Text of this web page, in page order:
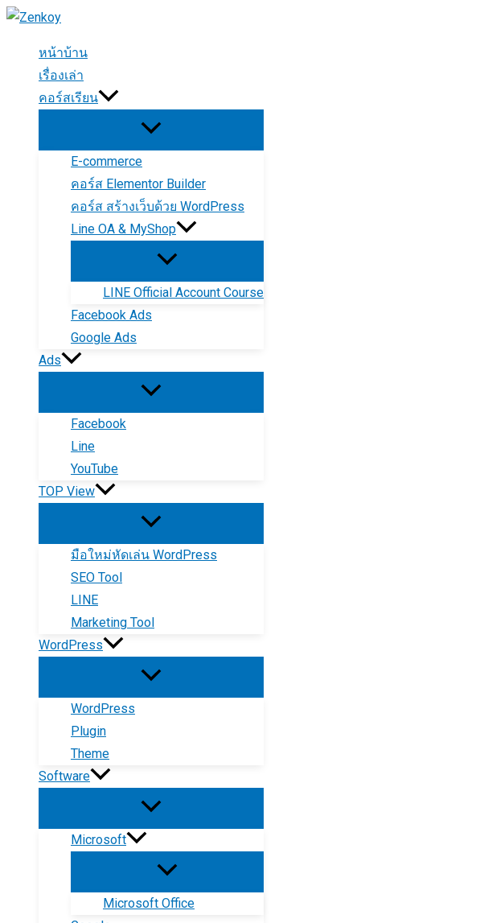
Skip
content
หน้าบ้าน
เรื่องเล่า
คอร์สเรียน
E-commerce
คอร์ส Elementor Builder
คอร์ส สร้างเว็บด้วย WordPress
Line OA & MyShop
LINE Official Account Course
Facebook Ads
Google Ads
Ads
Facebook
Line
YouTube
TOP View
มือใหม่หัดเล่น WordPress
SEO Tool
LINE
Marketing Tool
WordPress
WordPress
Plugin
Theme
Software
Microsoft
Microsoft Office